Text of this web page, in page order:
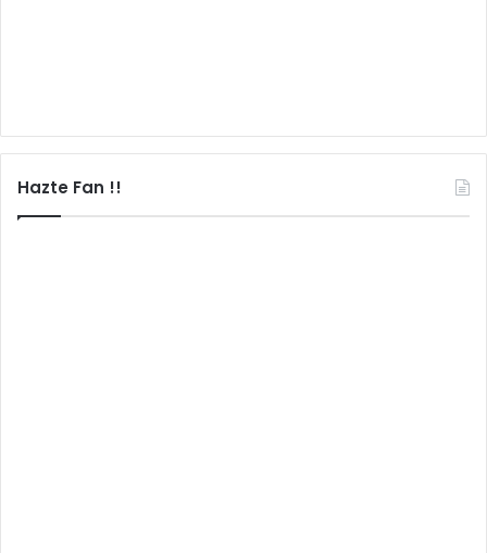
Hazte Fan !!